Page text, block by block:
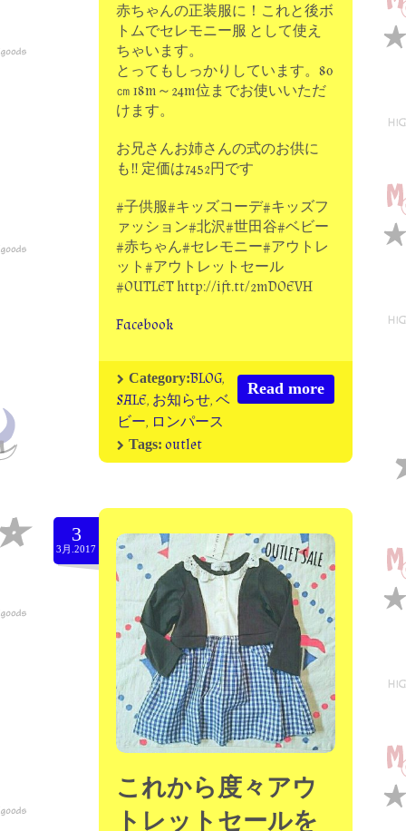
赤ちゃんの正装服に！これと後ボ
トムでセレモニー服 として使え
ちゃいます。
とってもしっかりしています。80
㎝ 18m～24m位までお使いいただ
けます。
お兄さんお姉さんの式のお供に
も‼ 定価は7452円です
#子供服#キッズコーデ#キッズフ
ァッション#北沢#世田谷#ベビー
#赤ちゃん#セレモニー#アウトレ
ット#アウトレットセール
#OUTLET http://ift.tt/2mDOEVH
Facebook
Read more
Category:BLOG,
SALE, お知らせ,ベ
ビー, ロンパース
Tags: outlet
3
3月.2017
これから度々アウ
トレットセールを